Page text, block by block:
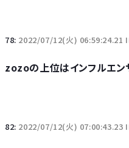
78: 2022/07/12(火) 06:59:24.21
zozoの上位はインフルエン
82: 2022/07/12(火) 07:00:43.23